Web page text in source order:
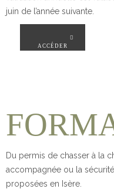
juin de l’année suivante.
ACCÉDER
Du permis de chasser à la
accompagnée ou la
proposées en Isère.